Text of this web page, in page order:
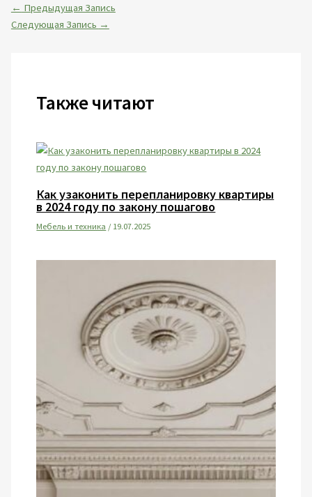
← Предыдущая Запись
Следующая Запись →
Также читают
Как узаконить перепланировку квартиры
в 2024 году по закону пошагово
Мебель и техника /19.07.2025